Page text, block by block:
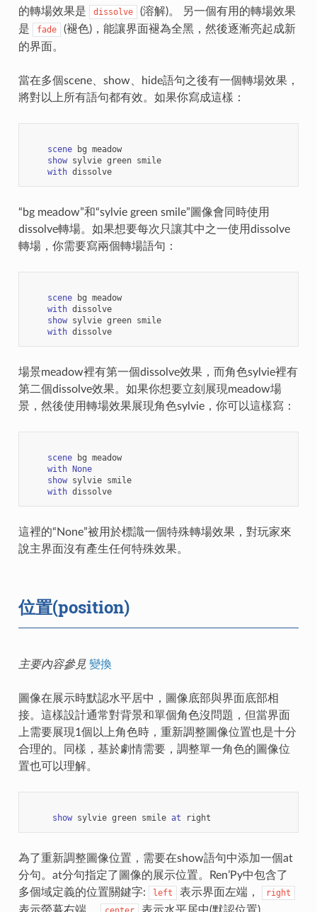
的轉場效果是
dissolve
(溶解)。 另一個有用的轉場效果
是
fade
(褪色)，能讓界面褪為全黑，然後逐漸亮起成新
的界面。
當在多個scene、show、hide語句之後有一個轉場效果，
將對以上所有語句都有效。如果你寫成這樣：
scene bg meadow
show sylvie green smile
with dissolve
“bg meadow”和“sylvie green smile”圖像會同時使用
dissolve轉場。如果想要每次只讓其中之一使用dissolve
轉場，你需要寫兩個轉場語句：
scene bg meadow
with dissolve
show sylvie green smile
with dissolve
場景meadow裡有第一個dissolve效果，而角色sylvie裡有
第二個dissolve效果。如果你想要立刻展現meadow場
景，然後使用轉場效果展現角色sylvie，你可以這樣寫：
scene bg meadow
with
None
show sylvie smile
with dissolve
這裡的“None”被用於標識一個特殊轉場效果，對玩家來
說主界面沒有產生任何特殊效果。
位置(position)
主要內容參見 變換
圖像在展示時默認水平居中，圖像底部與界面底部相
接。這樣設計通常對背景和單個角色沒問題，但當界面
上需要展現1個以上角色時，重新調整圖像位置也是十分
合理的。同樣，基於劇情需要，調整單一角色的圖像位
置也可以理解。
show sylvie green smile at right
為了重新調整圖像位置，需要在show語句中添加一個at
分句。at分句指定了圖像的展示位置。Ren’Py中包含了
多個域定義的位置關鍵字:
left 表示界面左端， right